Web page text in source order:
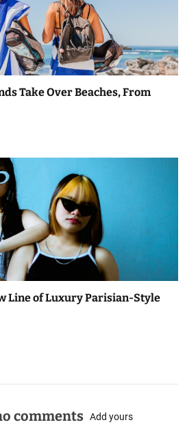
Take Over Beaches, From
Line of Luxury Parisian-Style
comments Add yours